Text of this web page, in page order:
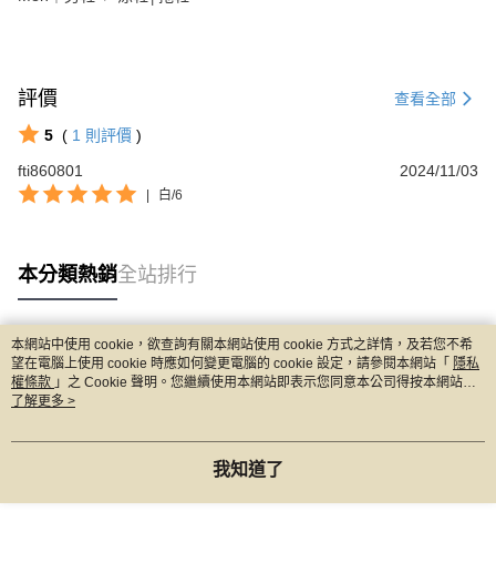
評價 查看全部
5 ( 1 則評價 )
fti860801
2024/11/03
| 白/6
本分類熱銷全站排行
熱門標籤
本網站中使用 cookie，欲查詢有關本網站使用 cookie 方式之詳情，及若您不希
望在電腦上使用 cookie 時應如何變更電腦的 cookie 設定，請參閱本網站「 隱私
權條款 」之 Cookie 聲明。您繼續使用本網站即表示您同意本公司得按本網站使
用條款之 Cookie 聲明使用 cookie。
了解更多 >
我知道了